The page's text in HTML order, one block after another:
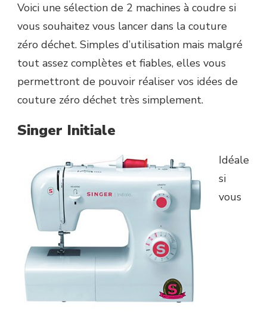
Voici une sélection de 2 machines à coudre si
vous souhaitez vous lancer dans la couture
zéro déchet. Simples d’utilisation mais malgré
tout assez complètes et fiables, elles vous
permettront de pouvoir réaliser vos idées de
couture zéro déchet très simplement.
Singer Initiale
Idéale
si
vous